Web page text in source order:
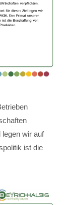
wir auf
ist die